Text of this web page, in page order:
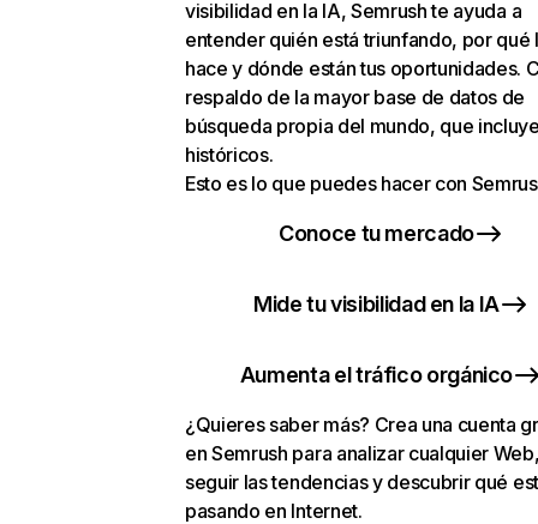
visibilidad en la IA, Semrush te ayuda a
entender quién está triunfando, por qué
hace y dónde están tus oportunidades.
respaldo de la mayor base de datos de
búsqueda propia del mundo, que
históricos.
Esto es lo que puedes hacer con
Conoce tu mercado
Mide tu visibilidad en la IA
Aumenta el tráfico orgánico
¿Quieres saber más? Crea una cuenta
en Semrush para analizar cualquier
seguir las tendencias y descubrir qué
pasando en Internet.